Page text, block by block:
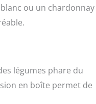
ou un
légumes phare du
en boîte permet de